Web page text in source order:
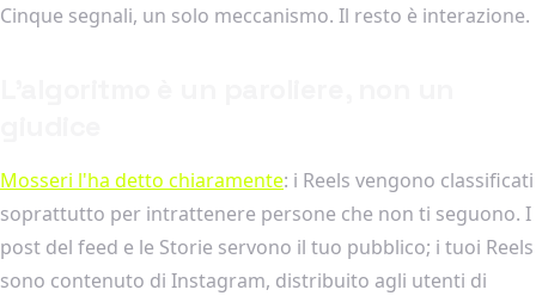
Cinque segnali, un solo meccanismo. Il resto è interazione.
Mosseri l'ha detto chiaramente: i Reels vengono classificati
soprattutto per intrattenere persone che non ti seguono. I
post del feed e le Storie servono il tuo pubblico; i tuoi Reels
sono contenuto di Instagram, distribuito agli utenti di